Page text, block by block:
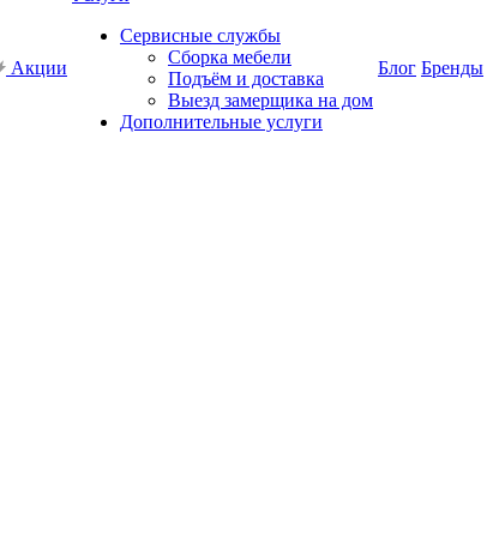
Акции
Сервисные службы
Сборка мебели
Подъём и доставка
Выезд замерщика на дом
Дополнительные услуги
Блог Бренды